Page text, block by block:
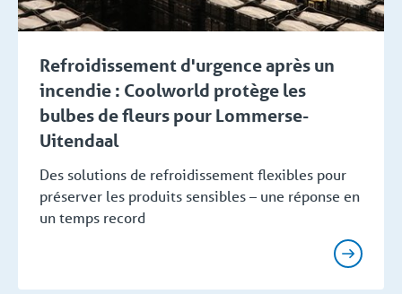
Refroidissement d'urgence après un
incendie : Coolworld protège les
bulbes de fleurs pour Lommerse-
Uitendaal
Des solutions de refroidissement flexibles pour
préserver les produits sensibles – une réponse en
un temps record